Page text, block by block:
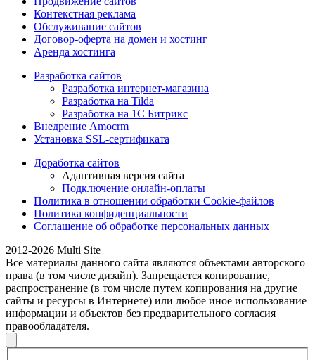
Контекстная реклама
Обслуживание сайтов
Договор-оферта на домен и хостинг
Аренда хостинга
Разработка сайтов
Разработка интернет-магазина
Разработка на Tilda
Разработка на 1С Битрикс
Внедрение Amocrm
Установка SSL-сертификата
Доработка сайтов
Адаптивная версия сайта
Подключение онлайн-оплаты
Политика в отношении обработки Cookie-файлов
Политика конфиденциальности
Соглашение об обработке персональных данных
2012-2026 Multi Site
Все материалы данного сайта являются объектами авторского
права (в том числе дизайн). Запрещается копирование,
распространение (в том числе путем копирования на другие
сайты и ресурсы в Интернете) или любое иное использование
информации и объектов без предварительного согласия
правообладателя.